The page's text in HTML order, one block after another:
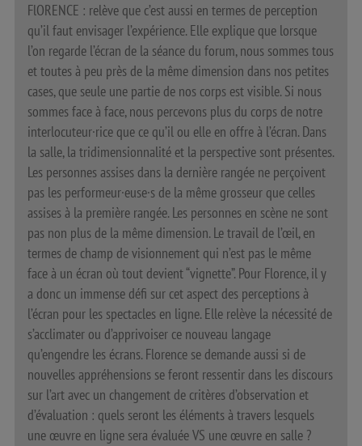
FlORENCE : relève que c’est aussi en termes de perception
qu’il faut envisager l’expérience. Elle explique que lorsque
l’on regarde l’écran de la séance du forum, nous sommes tous
et toutes à peu près de la même dimension dans nos petites
cases, que seule une partie de nos corps est visible. Si nous
sommes face à face, nous percevons plus du corps de notre
interlocuteur·rice que ce qu’il ou elle en offre à l’écran. Dans
la salle, la tridimensionnalité et la perspective sont présentes.
Les personnes assises dans la dernière rangée ne perçoivent
pas les performeur·euse·s de la même grosseur que celles
assises à la première rangée. Les personnes en scène ne sont
pas non plus de la même dimension. Le travail de l’œil, en
termes de champ de visionnement qui n’est pas le même
face à un écran où tout devient “vignette”. Pour Florence, il y
a donc un immense défi sur cet aspect des perceptions à
l’écran pour les spectacles en ligne. Elle relève la nécessité de
s’acclimater ou d’apprivoiser ce nouveau langage
qu’engendre les écrans. Florence se demande aussi si de
nouvelles appréhensions se feront ressentir dans les discours
sur l’art avec un changement de critères d’observation et
d’évaluation : quels seront les éléments à travers lesquels
une œuvre en ligne sera évaluée VS une œuvre en salle ?